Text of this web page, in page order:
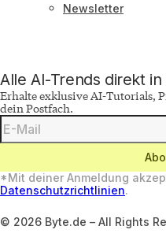
Newsletter
Alle AI-Trends direkt
Erhalte exklusive AI-Tutorials,
dein Postfach.
Deine
E-
Mail-
*Mit deiner Anmeldung
Datenschutzrichtlinien.
© 2026 Byte.de – All Rights